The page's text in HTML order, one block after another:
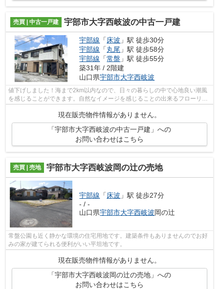
売買 | 中古一戸建 宇部市大字西岐波の中古一戸建
宇部線 「 床波 」駅 徒歩30分
宇部線 「丸尾 」駅 徒歩58分
宇部線 「常盤 」駅 徒歩55分
築31年 / 2階建
山口県宇部市大字西岐波
値下げしました！海まで2km以内なので、日々の暮らしの中で心地良い潮風
を感じることができます。自然なイメージを感じることの出来るフローリン
現在販売物件情報がありません。
「宇部市大字西岐波の中古一戸建」への
お問い合わせはこちら
売買 | 売地 宇部市大字西岐波岡の辻の売地
宇部線 「 床波 」駅 徒歩27分
- / -
山口県宇部市大字西岐波岡の辻
常盤公園も近く静かな環境の住宅用地です。建築条件もありませんのでお好
みの家が建てられる便利がいい平坦地です。
現在販売物件情報がありません。
「宇部市大字西岐波岡の辻の売地」への
お問い合わせはこちら